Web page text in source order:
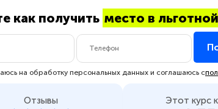
как получить место в
на обработку персональных данных и соглашаюсь с
Отзывы Этот курс